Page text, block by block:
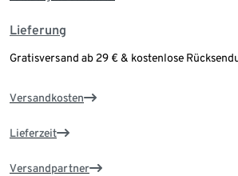
Lieferung
Gratisversand ab 29 € & kostenlose
Versandkosten
Lieferzeit
Versandpartner